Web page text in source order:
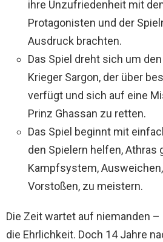
ihre Unzufriedenheit mit
Protagonisten und der
Ausdruck brachten.
Das Spiel dreht sich um
Krieger Sargon, der über
verfügt und sich auf eine
Prinz Ghassan zu retten.
Das Spiel beginnt mit
den Spielern helfen, Athras
Kampfsystem,
Vorstoßen, zu meistern.
Die Zeit wartet auf niemanden
die Ehrlichkeit. Doch 14 Jahre